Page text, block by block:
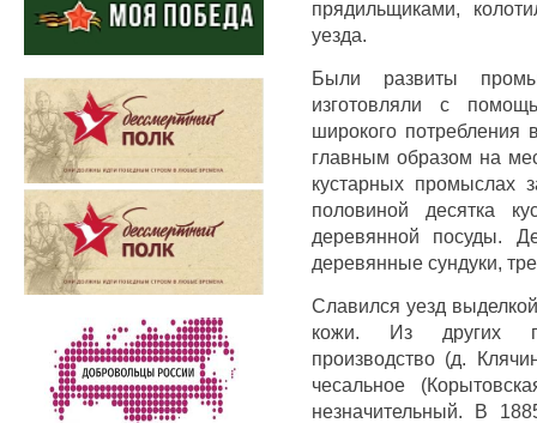
прядильщиками,
уезда.
Были развиты
изготовляли с
широкого потребления
главным образом на
кустарных промыслах
половиной десятка
деревянной посуды.
деревянные сундуки,
Славился уезд
кожи. Из других
производство (д.
чесальное
незначительный. В